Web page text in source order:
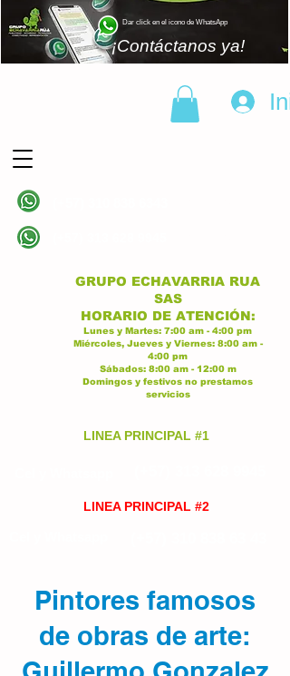
Dar click en el icono de WhatsApp
¡Contáctanos ya!
GRUPO ECHAVARRIA RUA
SAS
HORARIO DE ATENCIÓN:
Lunes y Martes: 7:00 am - 4:00 pm
Miércoles, Jueves y Viernes: 8:00 am -
4:00 pm
Sábados: 8:00 am - 12:00 m
Domingos y festivos no prestamos
servicios
LINEA PRINCIPAL #1
LINEA PRINCIPAL #2
Pintores famosos
de obras de arte: